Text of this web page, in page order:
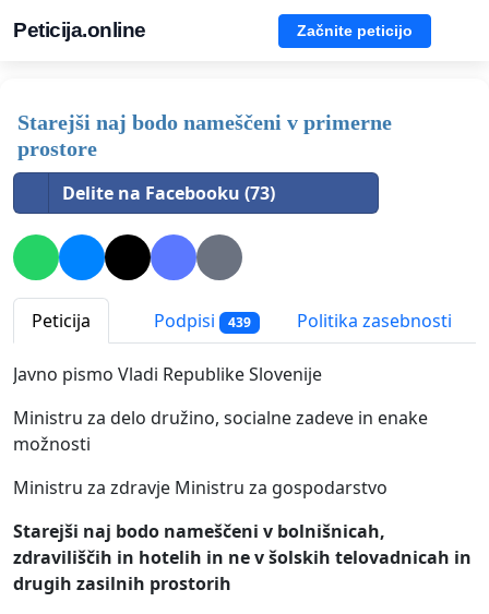
Peticija.online Začnite peticijo
Starejši naj bodo nameščeni v primerne
prostore
Delite na Facebooku (73)
Peticija Podpisi 439 Politika zasebnosti
Javno pismo Vladi Republike Slovenije
Ministru za delo družino, socialne zadeve in enake
možnosti
Ministru za zdravje Ministru za gospodarstvo
Starejši naj bodo nameščeni v bolnišnicah,
zdraviliščih in hotelih in ne v šolskih telovadnicah in
drugih zasilnih prostorih